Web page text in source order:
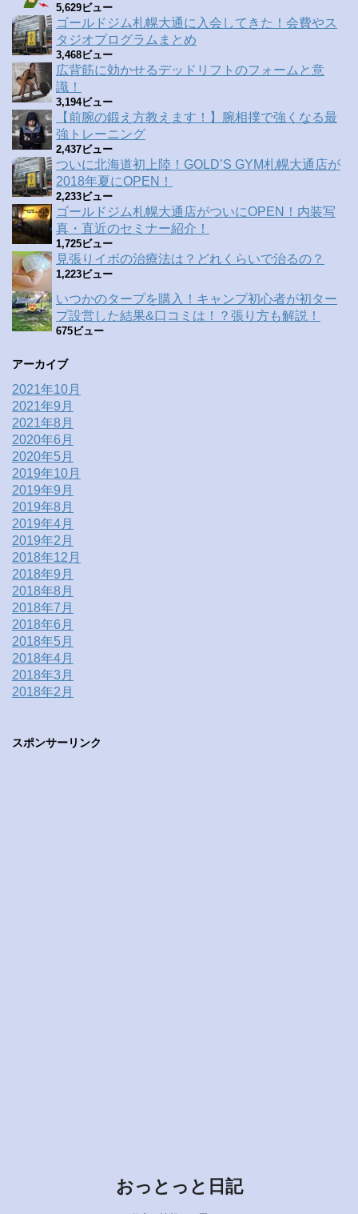
5,629ビュー
ゴールドジム札幌大通に入会してきた！会費やス
タジオプログラムまとめ
3,468ビュー
広背筋に効かせるデッドリフトのフォームと意
識！
3,194ビュー
【前腕の鍛え方教えます！】腕相撲で強くなる最
強トレーニング
2,437ビュー
ついに北海道初上陸！GOLD’S GYM札幌大通店が
2018年夏にOPEN！
2,233ビュー
ゴールドジム札幌大通店がついにOPEN！内装写
真・直近のセミナー紹介！
1,725ビュー
見張りイボの治療法は？どれくらいで治るの？
1,223ビュー
いつかのタープを購入！キャンプ初心者が初ター
プ設営した結果&口コミは！？張り方も解説！
675ビュー
アーカイブ
2021年10月
2021年9月
2021年8月
2020年6月
2020年5月
2019年10月
2019年9月
2019年8月
2019年4月
2019年2月
2018年12月
2018年9月
2018年8月
2018年7月
2018年6月
2018年5月
2018年4月
2018年3月
2018年2月
スポンサーリンク
おっとっと日記